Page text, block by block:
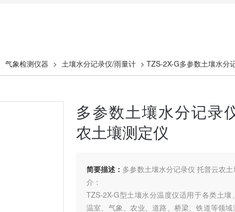
气象检测仪器 > 土壤水分记录仪/雨量计 > TZS-2X-G多参数土壤水分记录仪
多参数土壤水分记录
农土壤测定仪
简要描述： 多参数土壤水分记录仪 托普云农
介：
TZS-2X-G型土壤水分温度仪适用于各类土壤
温室、气象、农业、道路、桥梁、铁道等领